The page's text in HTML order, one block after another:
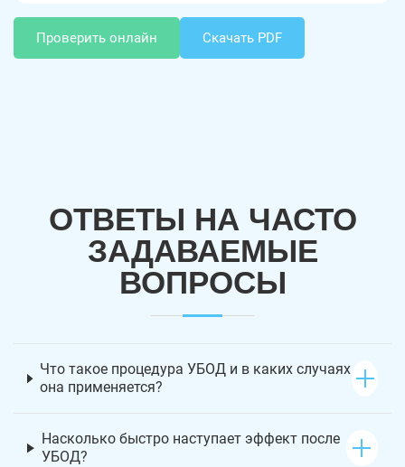
Проверить онлайн Скачать PDF
ОТВЕТЫ НА ЧАСТО
ЗАДАВАЕМЫЕ
ВОПРОСЫ
Что такое процедура УБОД и в каких случаях
она применяется?
Насколько быстро наступает эффект после
УБОД?